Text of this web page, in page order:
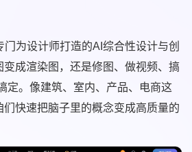
门为设计师打造的AI综合性设计与创
变成渲染图，还是修图、做视频、搞
定。像建筑、室内、产品、电商这
快速把脑子里的概念变成高质量的